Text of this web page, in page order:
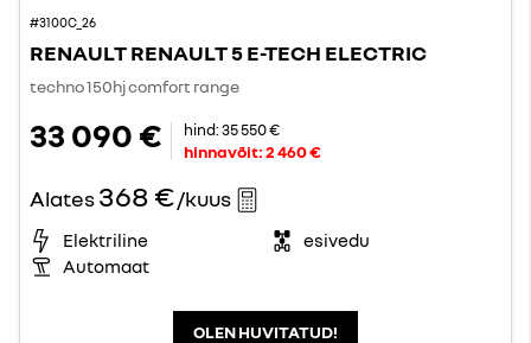
#3100C_26
RENAULT RENAULT 5 E-TECH ELECTRIC
techno 150hj comfort range
33 090 € hind:35 550 €
hinnavõit:2 460 €
Alates368 €/kuus
Elektriline
esivedu
Automaat
OLEN HUVITATUD!